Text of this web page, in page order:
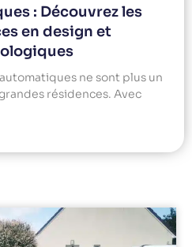
: Découvrez les
en design et
ne sont plus un
résidences. Avec